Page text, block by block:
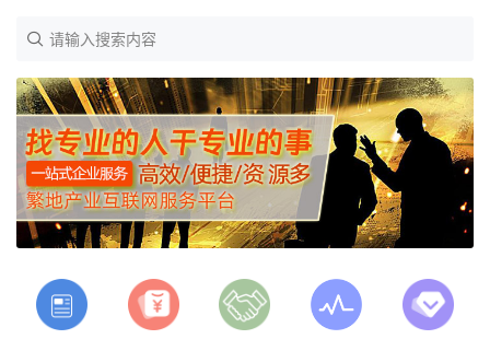
请输入搜索内容